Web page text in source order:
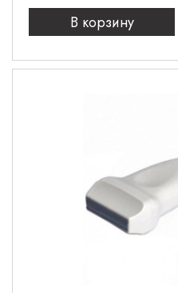
В корзину